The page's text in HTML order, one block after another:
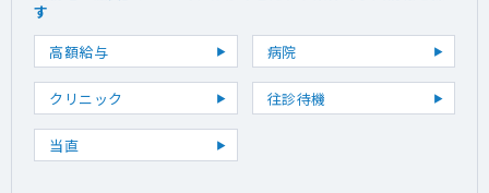
す
高額給与
病院
クリニック 往診待機
当直